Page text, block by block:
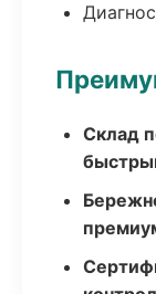
Склад